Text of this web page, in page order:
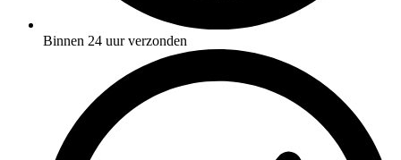
Binnen 24 uur verzonden